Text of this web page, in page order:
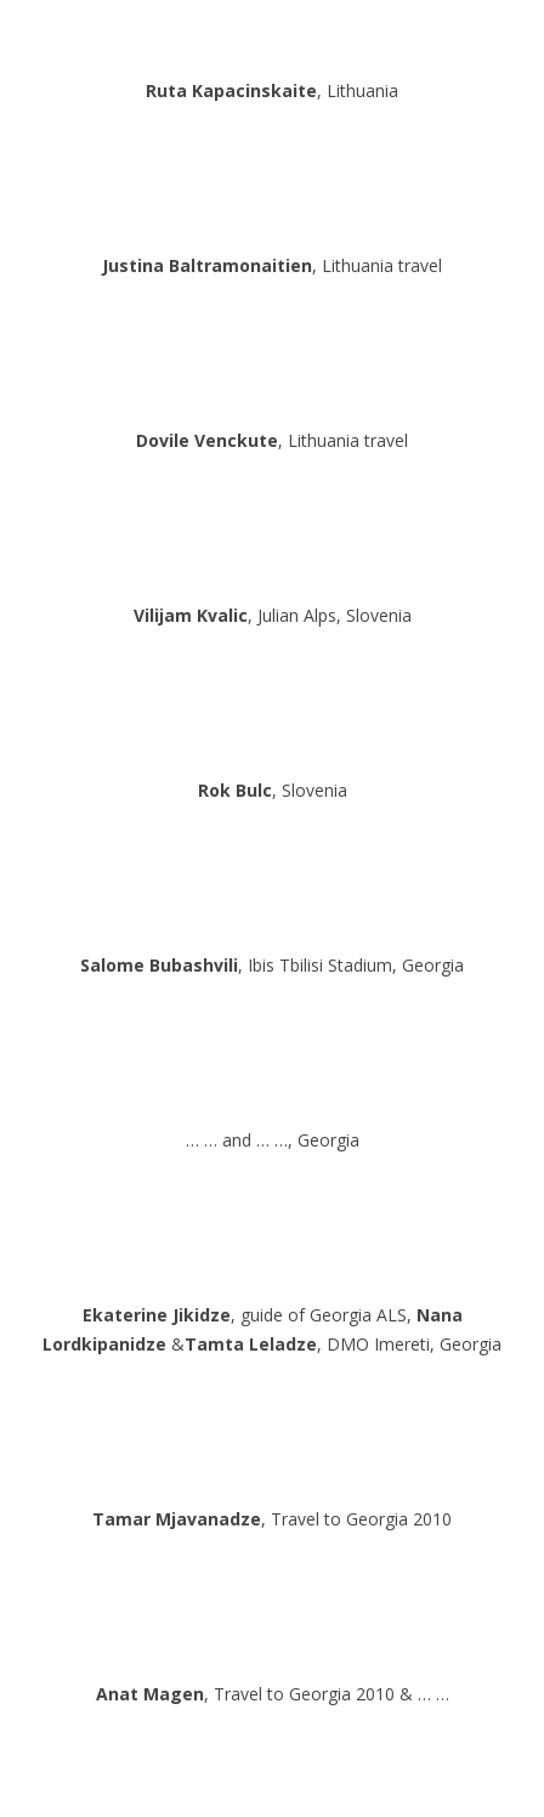
Ruta Kapacinskaite, Lithuania
Justina Baltramonaitien, Lithuania travel
Dovile Venckute, Lithuania travel
Vilijam Kvalic, Julian Alps, Slovenia
Rok Bulc, Slovenia
Salome Bubashvili, Ibis Tbilisi Stadium, Georgia
… … and … …, Georgia
Ekaterine Jikidze, guide of Georgia ALS, Nana
Lordkipanidze &Tamta Leladze, DMO Imereti, Georgia
Tamar Mjavanadze, Travel to Georgia 2010
Anat Magen, Travel to Georgia 2010 & … …